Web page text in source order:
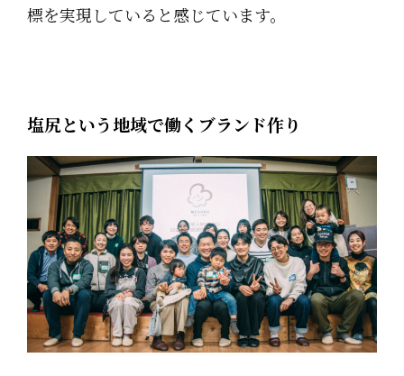
標を実現していると感じています。
塩尻という地域で働くブランド作り